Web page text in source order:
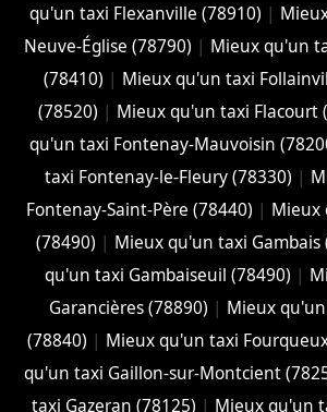
qu'un taxi Flexanville (78910) |
Neuve-Église (78790) | Mieux qu'un
(78410) | Mieux qu'un taxi
(78520) | Mieux qu'un taxi Flacourt
qu'un taxi Fontenay-Mauvoisin
taxi Fontenay-le-Fleury (78330) |
Fontenay-Saint-Père (78440) | Mieux
(78490) | Mieux qu'un taxi Gambais
qu'un taxi Gambaiseuil (78490) |
Garancières (78890) | Mieux
(78840) | Mieux qu'un taxi
qu'un taxi Gaillon-sur-Montcient
taxi Gazeran (78125) | Mieux qu'un